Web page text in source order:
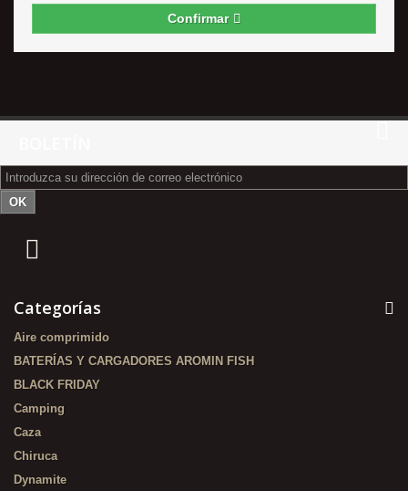
Confirmar
OK
Categorías
Aire comprimido
BATERÍAS Y CARGADORES AROMIN FISH
BLACK FRIDAY
Camping
Caza
Chiruca
Dynamite